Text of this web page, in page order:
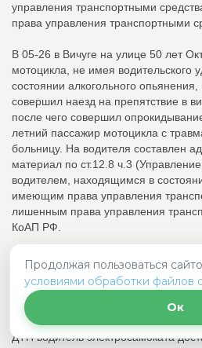
управления транспортными
права управления транспортными
В 05-26 в Вичуге на улице 50 лет
мотоцикла, не имея водительского
состоянии алкогольного
совершил наезд на препятствие в
после чего совершил
летний пассажир мотоцикла с
больницу. На водителя составлен
материал по ст.12.8 ч.3
водителем, находящимся в
имеющим права управления
лишенным права управления
КоАП РФ.
В 07-10 в Иванове на улице
водитель электросамоката, в
опьянения, совершил
попутном направлении и
«Лада», под управлением 54-
ДТП водитель электросамоката
Продолжая пользоваться
условиями обработки файлов
Ок